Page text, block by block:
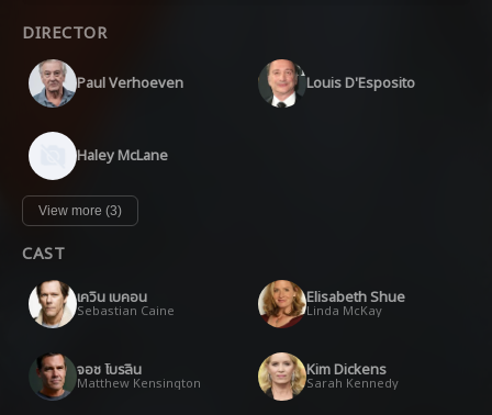
DIRECTOR
Paul Verhoeven Louis D'Esposito
Haley McLane
View more (3)
CAST
เควิน เบคอน
Sebastian Caine
Elisabeth Shue
Linda McKay
จอช โบรลิน
Matthew Kensington
Kim Dickens
Sarah Kennedy